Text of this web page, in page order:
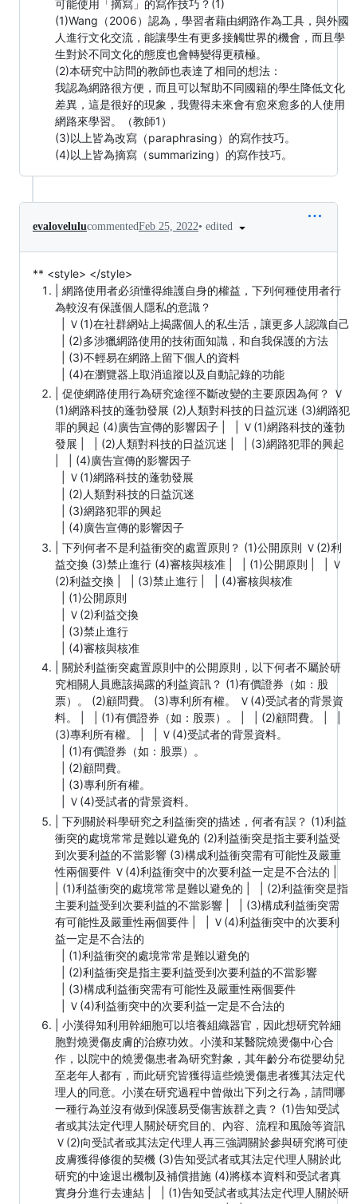
可能使用「摘寫」的寫作技巧？(1)
(1)Wang（2006）認為，學習者藉由網路作為工具，與外國
人進行文化交流，能讓學生有更多接觸世界的機會，而且學
生對於不同文化的態度也會轉變得更積極。
(2)本研究中訪問的教師也表達了相同的想法：
我認為網路很方便，而且可以幫助不同國籍的學生降低文化
差異，這是很好的現象，我覺得未來會有愈來愈多的人使用
網路來學習。（教師1）
(3)以上皆為改寫（paraphrasing）的寫作技巧。
(4)以上皆為摘寫（summarizing）的寫作技巧。
evalovelulucommentedFeb 25, 2022• edited
** <style> </style>
| 網路使用者必須懂得維護自身的權益，下列何種使用者行
為較沒有保護個人隱私的意識？
| Ｖ(1)在社群網站上揭露個人的私生活，讓更多人認識自己
| (2)多涉獵網路使用的技術面知識，和自我保護的方法
| (3)不輕易在網路上留下個人的資料
| (4)在瀏覽器上取消追蹤以及自動記錄的功能
| 促使網路使用行為研究途徑不斷改變的主要原因為何？ Ｖ
(1)網路科技的蓬勃發展 (2)人類對科技的日益沉迷 (3)網路犯
罪的興起 (4)廣告宣傳的影響因子 | | Ｖ(1)網路科技的蓬勃
發展 | | (2)人類對科技的日益沉迷 | | (3)網路犯罪的興起
| | (4)廣告宣傳的影響因子
| Ｖ(1)網路科技的蓬勃發展
| (2)人類對科技的日益沉迷
| (3)網路犯罪的興起
| (4)廣告宣傳的影響因子
| 下列何者不是利益衝突的處置原則？ (1)公開原則 Ｖ(2)利
益交換 (3)禁止進行 (4)審核與核准 | | (1)公開原則 | | Ｖ
(2)利益交換 | | (3)禁止進行 | | (4)審核與核准
| (1)公開原則
| Ｖ(2)利益交換
| (3)禁止進行
| (4)審核與核准
| 關於利益衝突處置原則中的公開原則，以下何者不屬於研
究相關人員應該揭露的利益資訊？ (1)有價證券（如：股
票）。 (2)顧問費。 (3)專利所有權。 Ｖ(4)受試者的背景資
料。 | | (1)有價證券（如：股票）。 | | (2)顧問費。 | |
(3)專利所有權。 | | Ｖ(4)受試者的背景資料。
| (1)有價證券（如：股票）。
| (2)顧問費。
| (3)專利所有權。
| Ｖ(4)受試者的背景資料。
| 下列關於科學研究之利益衝突的描述，何者有誤？ (1)利益
衝突的處境常常是難以避免的 (2)利益衝突是指主要利益受
到次要利益的不當影響 (3)構成利益衝突需有可能性及嚴重
性兩個要件 Ｖ(4)利益衝突中的次要利益一定是不合法的 |
| (1)利益衝突的處境常常是難以避免的 | | (2)利益衝突是指
主要利益受到次要利益的不當影響 | | (3)構成利益衝突需
有可能性及嚴重性兩個要件 | | Ｖ(4)利益衝突中的次要利
益一定是不合法的
| (1)利益衝突的處境常常是難以避免的
| (2)利益衝突是指主要利益受到次要利益的不當影響
| (3)構成利益衝突需有可能性及嚴重性兩個要件
| Ｖ(4)利益衝突中的次要利益一定是不合法的
| 小漢得知利用幹細胞可以培養組織器官，因此想研究幹細
胞對燒燙傷皮膚的治療功效。小漢和某醫院燒燙傷中心合
作，以院中的燒燙傷患者為研究對象，其年齡分布從嬰幼兒
至老年人都有，而此研究皆獲得這些燒燙傷患者獲其法定代
理人的同意。小漢在研究過程中曾做出下列之行為，請問哪
一種行為並沒有做到保護易受傷害族群之責？ (1)告知受試
者或其法定代理人關於研究目的、內容、流程和風險等資訊
Ｖ(2)向受試者或其法定代理人再三強調關於參與研究將可使
皮膚獲得修復的契機 (3)告知受試者或其法定代理人關於此
研究的中途退出機制及補償措施 (4)將樣本資料和受試者真
實身分進行去連結 | | (1)告知受試者或其法定代理人關於研